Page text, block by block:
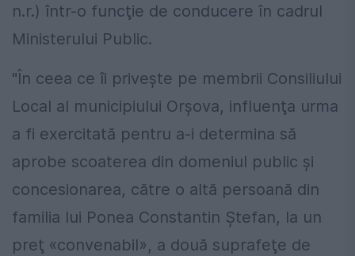
n.r.) într-o funcţie de conducere în cadrul
Ministerului Public.
"În ceea ce îi priveşte pe membrii Consiliului
Local al municipiului Orşova, influenţa urma
a fi exercitată pentru a-i determina să
aprobe scoaterea din domeniul public şi
concesionarea, către o altă persoană din
familia lui Ponea Constantin Ştefan, la un
preţ «convenabil», a două suprafeţe de